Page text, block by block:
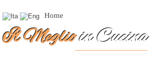
Home
Il Meglioin Cucina